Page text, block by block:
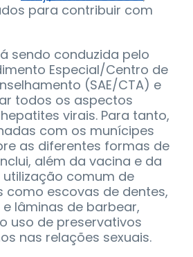
para contribuir com
sendo conduzida pelo
Especial/Centro de
(SAE/CTA) e
todos os aspectos
virais. Para tanto,
com os munícipes
as diferentes formas de
além da vacina e da
comum de
como escovas de dentes,
lâminas de barbear,
uso de preservativos
nas relações sexuais.